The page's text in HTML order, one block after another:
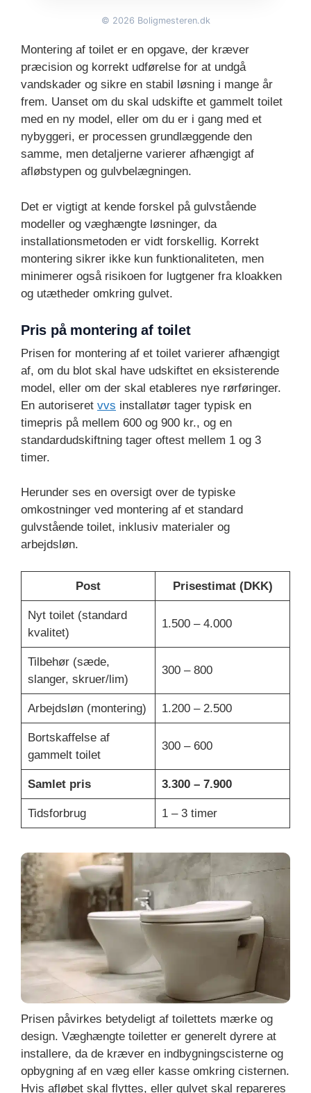
© 2026 Boligmesteren.dk
Montering af toilet er en opgave, der kræver
præcision og korrekt udførelse for at undgå
vandskader og sikre en stabil løsning i mange år
frem. Uanset om du skal udskifte et gammelt toilet
med en ny model, eller om du er i gang med et
nybyggeri, er processen grundlæggende den
samme, men detaljerne varierer afhængigt af
afløbstypen og gulvbelægningen.
Det er vigtigt at kende forskel på gulvstående
modeller og væghængte løsninger, da
installationsmetoden er vidt forskellig. Korrekt
montering sikrer ikke kun funktionaliteten, men
minimerer også risikoen for lugtgener fra kloakken
og utætheder omkring gulvet.
Pris på montering af toilet
Prisen for montering af et toilet varierer afhængigt
af, om du blot skal have udskiftet en eksisterende
model, eller om der skal etableres nye rørføringer.
En autoriseret vvs installatør tager typisk en
timepris på mellem 600 og 900 kr., og en
standardudskiftning tager oftest mellem 1 og 3
timer.
Herunder ses en oversigt over de typiske
omkostninger ved montering af et standard
gulvstående toilet, inklusiv materialer og
arbejdsløn.
Post Prisestimat (DKK)
Nyt toilet (standard
kvalitet)
1.500 – 4.000
Tilbehør (sæde,
slanger, skruer/lim)
300 – 800
Arbejdsløn (montering) 1.200 – 2.500
Bortskaffelse af
gammelt toilet
300 – 600
Samlet pris 3.300 – 7.900
Tidsforbrug 1 – 3 timer
Prisen påvirkes betydeligt af toilettets mærke og
design. Væghængte toiletter er generelt dyrere at
installere, da de kræver en indbygningscisterne og
opbygning af en væg eller kasse omkring cisternen.
Hvis afløbet skal flyttes, eller gulvet skal repareres